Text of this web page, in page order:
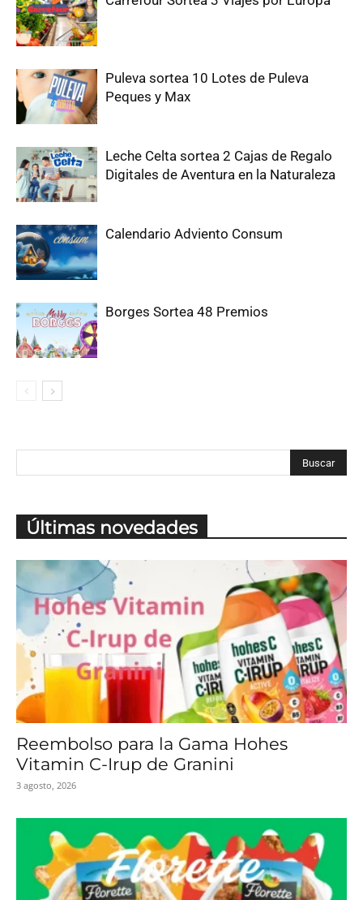
Puleva sortea 10 Lotes de Puleva
Peques y Max
Leche Celta sortea 2 Cajas de Regalo
Digitales de Aventura en la Naturaleza
Calendario Adviento Consum
Borges Sortea 48 Premios
Últimas novedades
Reembolso para la Gama Hohes
Vitamin C-Irup de Granini
3 agosto, 2026